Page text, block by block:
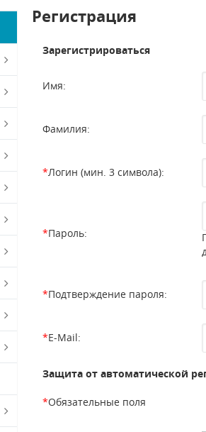
Регистрация
Зарегистрироваться
Имя:
Фамилия:
*Логин (мин. 3 символа):
*Пароль:
*Подтверждение пароля:
*E-Mail:
Защита от автоматической
*Обязательные поля